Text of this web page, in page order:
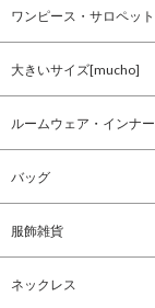
ワンピース・サロペット
大きいサイズ[mucho]
ルームウェア・インナー
バッグ
服飾雑貨
ネックレス